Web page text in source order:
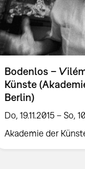
Bodenlos –
Künste
Berlin)
Do, 19.11.2015 – So,
Akademie der